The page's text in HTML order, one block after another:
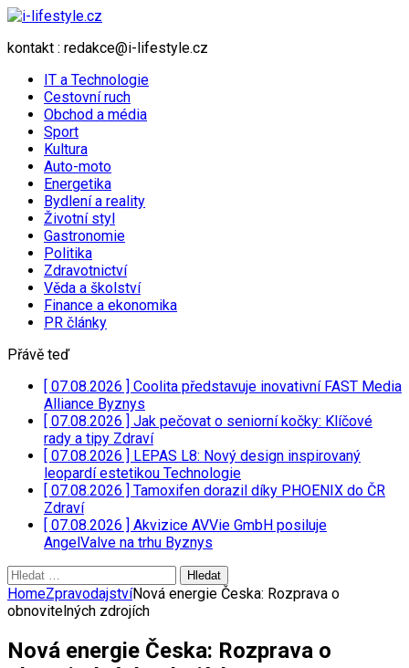
kontakt : redakce@i-lifestyle.cz
IT a Technologie
Cestovní ruch
Obchod a média
Sport
Kultura
Auto-moto
Energetika
Bydlení a reality
Životní styl
Gastronomie
Politika
Zdravotnictví
Věda a školství
Finance a ekonomika
PR články
Přávě teď
[ 07.08.2026 ] Coolita představuje inovativní FAST Media
Alliance Byznys
[ 07.08.2026 ] Jak pečovat o seniorní kočky: Klíčové
rady a tipy Zdraví
[ 07.08.2026 ] LEPAS L8: Nový design inspirovaný
leopardí estetikou Technologie
[ 07.08.2026 ] Tamoxifen dorazil díky PHOENIX do ČR
Zdraví
[ 07.08.2026 ] Akvizice AVVie GmbH posiluje
AngelValve na trhu Byznys
Vyhledávání
HomeZpravodajstvíNová energie Česka: Rozprava o
obnovitelných zdrojích
Nová energie Česka: Rozprava o